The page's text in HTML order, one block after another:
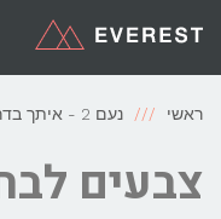
ראשי נעם 2 - איתך בדרך
צבעים